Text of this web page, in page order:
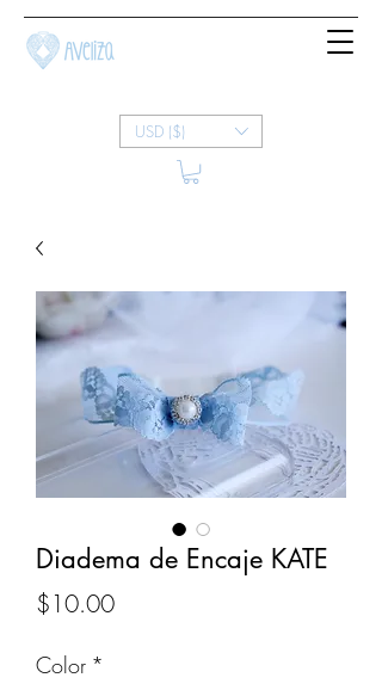
USD ($)
Diadema de Encaje KATE
$10.00Price
Color *